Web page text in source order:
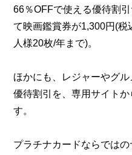
66％OFFで使える優待割
て映画鑑賞券が1,300円(税
人様20枚/年まで)。
ほかにも、レジャーやグ
優待割引を、専用サイト
す。
プラチナカードならでは